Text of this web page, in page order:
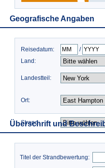
Geografische Angaben
Reisedatum:
/
Land:
Landestteil:
Ort:
Strand:
Überschrift und
Titel der Strandbewertung: